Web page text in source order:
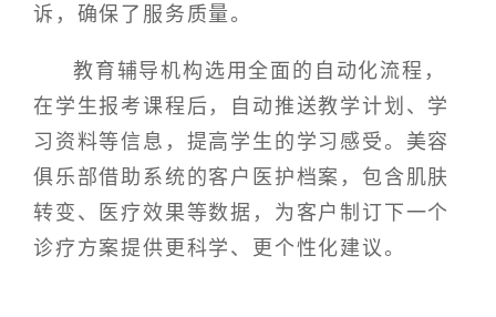
诉，确保了服务质量。
教育辅导机构选用全面的自动化流程，
在学生报考课程后，自动推送教学计划、学
习资料等信息，提高学生的学习感受。美容
俱乐部借助系统的客户医护档案，包含肌肤
转变、医疗效果等数据，为客户制订下一个
诊疗方案提供更科学、更个性化建议。